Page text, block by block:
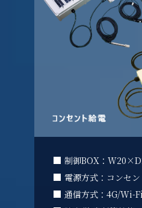
制御BOX：
電源方式：コンセ
通信方式：4G/Wi-Fi